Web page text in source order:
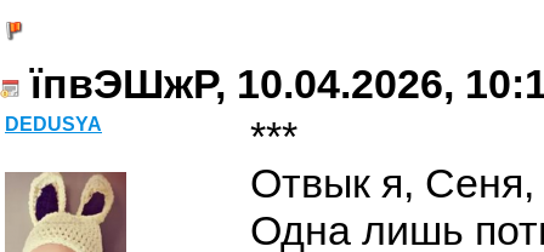
їпвЭШжР, 10.04.2026,
DEDUSYA
***
Отвык я, Сеня,
Одна лишь